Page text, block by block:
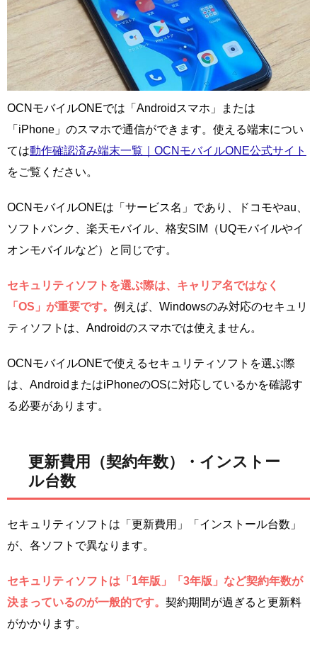
OCNモバイルONEでは「Androidスマホ」または
「iPhone」のスマホで通信ができます。使える端末につい
ては動作確認済み端末一覧｜OCNモバイルONE公式サイト
をご覧ください。
OCNモバイルONEは「サービス名」であり、ドコモやau、
ソフトバンク、楽天モバイル、格安SIM（UQモバイルやイ
オンモバイルなど）と同じです。
セキュリティソフトを選ぶ際は、キャリア名ではなく
「OS」が重要です。 例えば、Windowsのみ対応のセキュリ
ティソフトは、Androidのスマホでは使えません。
OCNモバイルONEで使えるセキュリティソフトを選ぶ際
は、AndroidまたはiPhoneのOSに対応しているかを確認す
る必要があります。
更新費用（契約年数）・インストー
ル台数
セキュリティソフトは「更新費用」「インストール台数」
が、各ソフトで異なります。
セキュリティソフトは「1年版」「3年版」など契約年数が
決まっているのが一般的です。 契約期間が過ぎると更新料
がかかります。